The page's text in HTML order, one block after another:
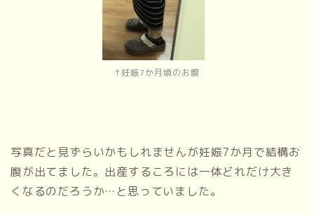
↑妊娠7か月頃のお腹
写真だと見ずらいかもしれませんが妊娠7か月で結構お
腹が出てました。出産するころには一体どれだけ大き
くなるのだろうか…と思っていました。